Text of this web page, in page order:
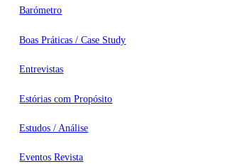
Barómetro
Boas Práticas / Case Study
Entrevistas
Estórias com Propósito
Estudos / Análise
Eventos Revista